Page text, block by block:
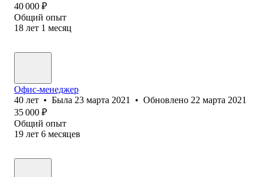
40 000 ₽
Общий опыт
18 лет 1 месяц
Офис-менеджер
40 лет • Была 23 марта 2021 • Обновлено 22 марта 2021
35 000 ₽
Общий опыт
19 лет 6 месяцев